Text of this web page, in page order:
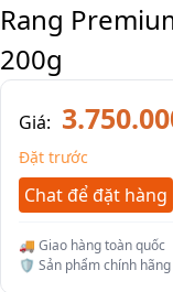
Rang
200g
Giá:
Đặt trước
Chat để đặt hàng
🚚 Giao hàng toàn quốc
🛡️ Sản phẩm chính hãng